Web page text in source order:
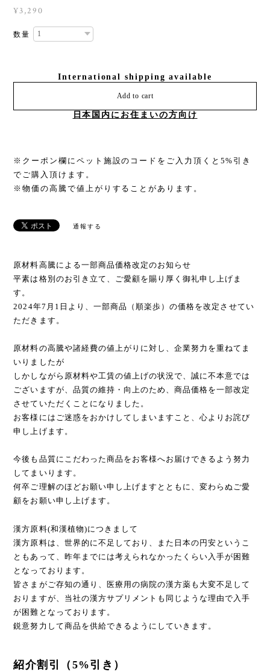
¥3,290
数量
International shipping available
Add to cart
日本国内にお住まいの方向け
※クーポン欄にペット施設のコードをご入力頂くと5%引き
でご購入頂けます。
※物価の高騰で値上がりすることがあります。
通報する
原材料高騰による一部商品価格改定のお知らせ
平素は格別のお引き立て、ご愛顧を賜り厚く御礼申し上げま
す。
2024年7月1日より、一部商品（順楽歩）の価格を改定させてい
ただきます。
原材料の高騰や諸経費の値上がりに対し、企業努力を重ねてま
いりましたが
しかしながら原材料や工賃の値上げの状況で、誠に不本意では
ございますが、品質の維持・向上のため、商品価格を一部改定
させていただくことになりました。
お客様にはご迷惑をおかけしてしまいますこと、心よりお詫び
申し上げます。
今後も品質にこだわった商品をお客様へお届けできるよう努力
してまいります。
何卒ご理解のほどお願い申し上げますとともに、変わらぬご愛
顧をお願い申し上げます。
漢方原料(和漢植物)につきまして
漢方原料は、世界的に不足しており、また日本の円安というこ
ともあって、昨年までには考えられなかったくらい入手が困難
となっております。
皆さまがご存知の通り、医療用の病院の漢方薬も大変不足して
おりますが、当社の漢方サプリメントも同じような理由で入手
が困難となっております。
鋭意努力して商品を供給できるようにしていきます。
紹介割引（5%引き）